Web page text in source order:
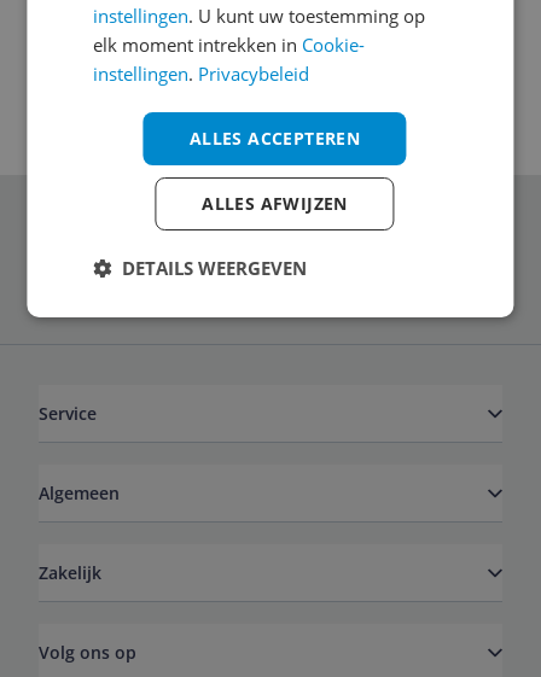
Aanmelden
Schrijf je in voor onze nieuwsbrief
Service
Algemeen
Zakelijk
Volg ons op
instellingen. U kunt uw toestemming op
elk moment intrekken in Cookie-
instellingen. Privacybeleid
ALLES ACCEPTEREN
ALLES AFWIJZEN
DETAILS WEERGEVEN